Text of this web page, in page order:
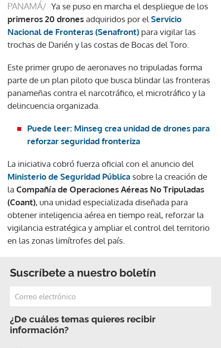
PANAMÁ/ Ya se puso en marcha el despliegue de los
primeros 20 dronesadquiridos por el Servicio
Nacional de Fronteras (Senafront) para vigilar las
trochas de Darién y las costas de Bocas del Toro.
Este primer grupo de aeronaves no tripuladas forma
parte de un plan piloto que busca blindar las fronteras
panameñas contra el narcotráfico, el microtráfico y la
delincuencia organizada.
Puede leer: Minseg crea unidad de drones para
reforzar seguridad fronteriza
La iniciativa cobró fuerza oficial con el anuncio del
Ministerio de Seguridad Pública sobre la creación de
la Compañía de Operaciones Aéreas No Tripuladas
(Coant), una unidad especializada diseñada para
obtener inteligencia aérea en tiempo real, reforzar la
vigilancia estratégica y ampliar el control del territorio
en las zonas limítrofes del país.
Suscríbete a nuestro boletín
¿De cuáles temas quieres recibir
información?